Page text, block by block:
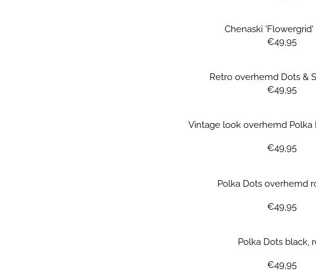
Chenaski 'Flowergrid'
Prijs:
€49,95
Retro overhemd Dots &
Prijs:
€49,95
Vintage look overhemd Polka
Prijs:
€49,95
Polka Dots overhemd
Prijs:
€49,95
Polka Dots black,
Prijs:
€49,95